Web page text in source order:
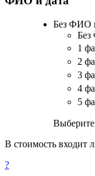
Без ФИО
1
2
3
4
5
В стоимость входит
?